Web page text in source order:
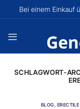
Bei einem Einkauf
SCHLAGWORT-
BLOG